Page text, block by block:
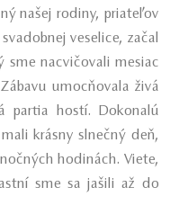
našej rodiny, priateľov
veselice, začal
sme nacvičovali mesiac
umocňovala živá
partia hostí. Dokonalú
krásny slnečný deň,
hodinách. Viete,
sme sa jašili až do